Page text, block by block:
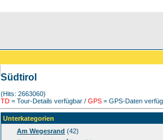
Südtirol
(Hits: 2663060)
TD = Tour-Details verfügbar / GPS = GPS-Daten
Unterkategorien
Am Wegesrand (42)